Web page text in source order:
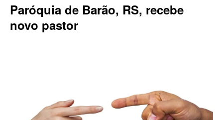
Paróquia de Barão, RS, recebe
novo pastor